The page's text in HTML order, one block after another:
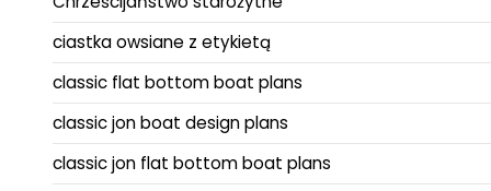
ciastka owsiane z etykietą
classic flat bottom boat plans
classic jon boat design plans
classic jon flat bottom boat plans